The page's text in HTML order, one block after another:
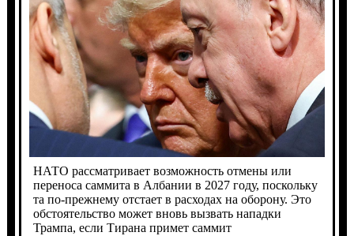
НАТО рассматривает возможность отмены или
переноса саммита в Албании в 2027 году, поскольку
та по-прежнему отстает в расходах на оборону. Это
обстоятельство может вновь вызвать нападки
Трампа, если Тирана примет саммит